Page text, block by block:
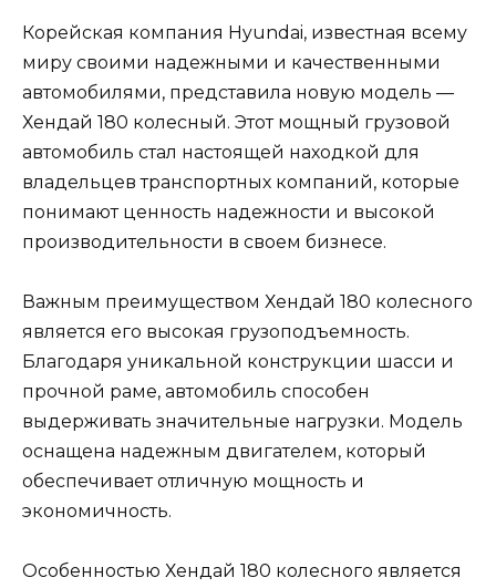
Корейская компания Hyundai, известная всему
миру своими надежными и качественными
автомобилями, представила новую модель —
Хендай 180 колесный. Этот мощный грузовой
автомобиль стал настоящей находкой для
владельцев транспортных компаний, которые
понимают ценность надежности и высокой
производительности в своем бизнесе.
Важным преимуществом Хендай 180 колесного
является его высокая грузоподъемность.
Благодаря уникальной конструкции шасси и
прочной раме, автомобиль способен
выдерживать значительные нагрузки. Модель
оснащена надежным двигателем, который
обеспечивает отличную мощность и
экономичность.
Особенностью Хендай 180 колесного является